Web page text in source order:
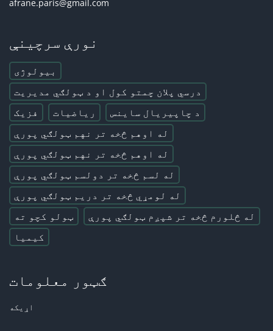
afrane.paris@gmail.com
نورې سرچینې
بیولوژی
درسي پلان چمتو کول او د ټولګي مدیریت
د چاپیریال ساینس
ریاضیات
فزیک
له اوهم څخه تر نهم ټولګي پورې
له اوهم څخه تر نهم ټولګي پورې
له لسم څخه تر دولسم ټولګي پورې
له لومړي څخه تر دریم ټولګي پورې
له څلورم څخه تر شپږم ټولګي پورې
ټولو کچو ته
کیمیا
ګټور معلومات
اړیکه